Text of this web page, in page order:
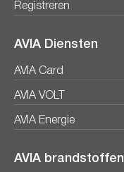
Registreren
AVIA Diensten
AVIA Card
AVIA VOLT
AVIA Energie
AVIA brandstoffen